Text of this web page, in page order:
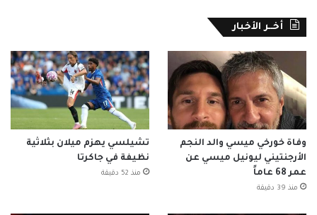
أخــر الأخبار
وفاة خورخي ميسي والد النجم
الأرجنتيني ليونيل ميسي عن
عمر 68 عاماً
منذ 39 دقيقة
تشيلسي يهزم ميلان بثلاثية
نظيفة في جاكرتا
منذ 52 دقيقة